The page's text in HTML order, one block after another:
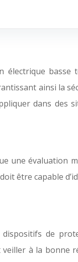
basse
ainsi la
dans des
une évaluation
être capable
de
veiller à la